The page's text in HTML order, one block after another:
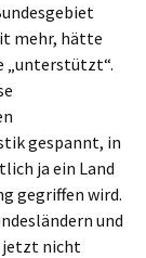
mehr, hätte
„unterstützt“.
gespannt, in
ja ein Land
gegriffen wird.
und
jetzt nicht